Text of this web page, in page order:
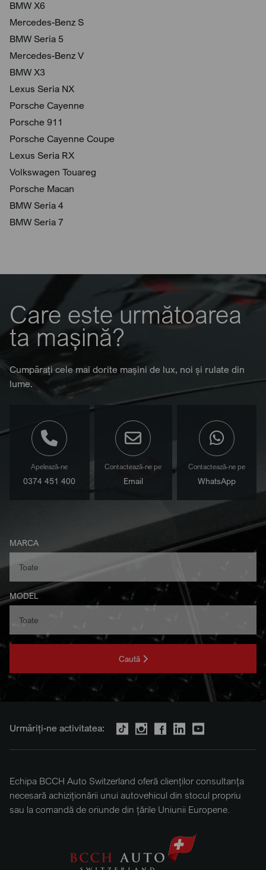
BMW X6
Mercedes-Benz S
BMW Seria 5
Mercedes-Benz V
BMW X3
Lexus Seria NX
Porsche Cayenne
Porsche 911
Porsche Cayenne Coupe
Lexus Seria RX
Volkswagen Touareg
Porsche Macan
BMW Seria 4
BMW Seria 7
Care este următoarea
ta mașină?
Cumpărați cele mai dorite mașini de lux, noi și rulate din
lume.
Apelează-ne
0374 451 400
Contactează-ne pe
Email
Contactează-ne pe
WhatsApp
MARCA
MODEL
Caută
Urmăriți-ne activitatea:
Echipa BCCH Auto Switzerland oferă clienților consultanța
necesară achiziționării unui autovehicul din stocul propriu
sau la comandă de oriunde din țările Uniunii Europene.